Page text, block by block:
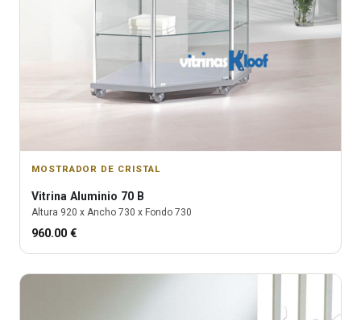
MOSTRADOR DE CRISTAL
Vitrina Aluminio 70 B
Altura 920 x Ancho 730 x Fondo 730
960.00 €